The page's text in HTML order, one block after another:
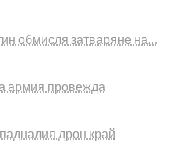
обмисля затваряне на…
армия провежда
дрон край